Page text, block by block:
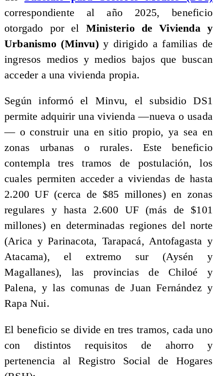
correspondiente al año 2025, beneficio
otorgado por el Ministerio de Vivienda y
Urbanismo (Minvu)y dirigido a familias de
ingresos medios y medios bajos que buscan
acceder a una vivienda propia.
Según informó el Minvu, el subsidio DS1
permite adquirir una vivienda —nueva o usada
— o construir una en sitio propio, ya sea en
zonas urbanas o rurales. Este beneficio
contempla tres tramos de postulación, los
cuales permiten acceder a viviendas de hasta
2.200 UF (cerca de $85 millones) en zonas
regulares y hasta 2.600 UF (más de $101
millones) en determinadas regiones del norte
(Arica y Parinacota, Tarapacá, Antofagasta y
Atacama), el extremo sur (Aysén y
Magallanes), las provincias de Chiloé y
Palena, y las comunas de Juan Fernández y
Rapa Nui.
El beneficio se divide en tres tramos, cada uno
con distintos requisitos de ahorro y
pertenencia al Registro Social de Hogares